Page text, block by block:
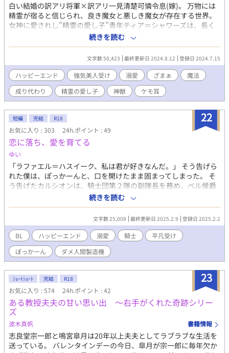
白い結婚の訳アリ将軍×訳アリ一見清楚可憐令息(嫁)。 万物には
精霊が宿ると信じられ、良き魔女と悪しき魔女が存在する世界。
女神に愛されし"精霊の愛し子”青年ティア＝シャワーズは、長く
艶やかな夜の帳のような髪と無数の星屑が浮かんだ夜空のような
深い青の瞳を持つ、美しく、性格もおとなしく控えめな男の子。
軍閥の家門であるシャワーズ侯爵家の次男に産まれた彼は、「正
妻」を罠にかけ自分がその座に収まろうとした「愛妾」が生んだ
息子だった。 「愛妾」とはいっても慎ましやかに母子ともに市井
で生活していたが、母の死により幼少に侯爵家に引き取られた経
緯がある。 そして、家族どころか使用人にさえも疎まれて育った
ティアは、成人したその日に、着の身着のまま平民出身で成り上
がりの将軍閣下の嫁に出された。 男同士の婚姻では子は為せな
い。 将軍がこれ以上力を持てないようにの王家の思惑だった。 か
くしてエドワルド＝ドロップ将軍夫人となったティア＝ドロッ
プ。 彼は、実は、決しておとなしくて控えめな淑男ではない。 口
を開けば某術や戦略が流れ出し、固有魔法である創成魔法を駆使
した流れるような剣技は、麗しき剣の舞姫のよう。 それは、侯爵
の「正妻」の家系に代々受け継がれる一子相伝の戦闘術。 「ティ
ア、君は一体…。」 「その言葉、旦那様にもお返ししますよ。エ
ドワード＝フィリップ＝フォックス殿下。」 それは、魔女に人生
を狂わせられた夫夫の話。 ※誤字、誤入力報告ありがとうござい
ます！
続きを読む
文字数 50,423 最終更新日 2024.8.12 登録日 2024.7.15
ハッピーエンド 強気美人受け 溺愛 ざまぁ
魔法
成り代わり
精霊の愛し子 神獣 ケモ耳
22
短編 完結 R18
お気に入り : 303 24h.ポイント : 49
恋に落ち、愛を育てる
ゆい
「ラファエル＝ハスイーク、私は君が好きなんだ。」 そう告げら
れた僕は、ぽっかーんと、口を開けたまま固まってしまった。 そ
う告げたカルシオンは、騎士団第２隊の副隊長を務め、ベル侯爵
家の次男、容姿に至っては流石高位貴族だけあり整っている。銀
髪、翠緑の瞳で、左目の下にある泣き黒子がえもいわれぬ色気を
醸し出している。しかしモテるのに遊んでいる噂も聞かないし、
美人からの誘いも断り続けるから『氷の騎士』なんて呼ばれてい
る。そんな『氷の騎士』から告白をされたのだ。 かたやそんな僕
は、貧乏男爵の三男、茶色の髪と瞳、平凡としか言えない容姿、
王宮の経理課で働く下っ端の文官。 そんな僕は、おもわず口にし
てしまった。 またしても唐突に思いつきの投稿です。 供給不足に
より、自己供給による妄想が爆発しました。 前後編です。 例によ
って、あの夫夫も登場します。 2025.2.9 番外編・おまけを追加し
ました。
続きを読む
文字数 25,008 最終更新日 2025.2.9 登録日 2025.2.2
BL ハッピーエンド 溺愛 騎士
平凡受け
ぽっかーん
ダメ人間製造機
23
ｼｮｰﾄｼｮｰﾄ 完結 R18
お気に入り : 574 24h.ポイント : 42
ある教授夫夫の甘い思い出 〜右手がくれた奇跡シリー
ズ
波木真帆 書籍情報
志良堂宗一郎と鳴宮皐月は20年以上夫夫としてラブラブな生活を
送っている。 バレンタインデーの今日、皐月が宗一郎に毎年欠か